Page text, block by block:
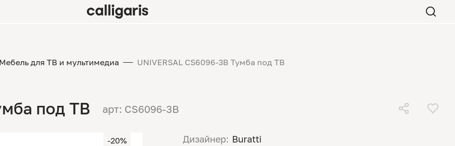
Мебель для ТВ и мультимедиа UNIVERSAL CS6096-3B Тумба под ТВ
под ТВ арт: CS6096-3B
-20% Дизайнер: Buratti